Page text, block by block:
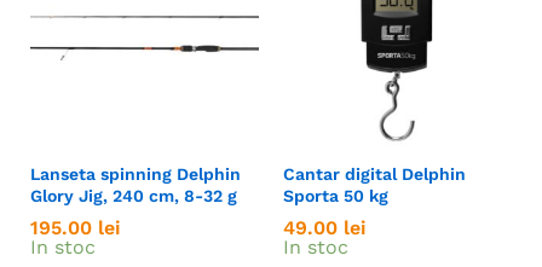
Lanseta spinning Delphin
Glory Jig, 240 cm, 8-32 g
195.00 lei
In stoc
Cantar digital Delphin
Sporta 50 kg
49.00 lei
In stoc